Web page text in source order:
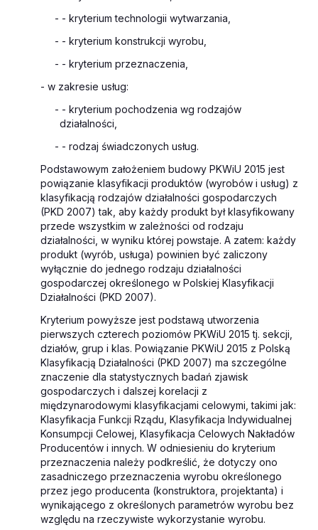
- - kryterium technologii wytwarzania,
- - kryterium konstrukcji wyrobu,
- - kryterium przeznaczenia,
- w zakresie usług:
- - kryterium pochodzenia wg rodzajów
działalności,
- - rodzaj świadczonych usług.
Podstawowym założeniem budowy PKWiU 2015 jest
powiązanie klasyfikacji produktów (wyrobów i usług) z
klasyfikacją rodzajów działalności gospodarczych
(PKD 2007) tak, aby każdy produkt był klasyfikowany
przede wszystkim w zależności od rodzaju
działalności, w wyniku której powstaje. A zatem: każdy
produkt (wyrób, usługa) powinien być zaliczony
wyłącznie do jednego rodzaju działalności
gospodarczej określonego w Polskiej Klasyfikacji
Działalności (PKD 2007).
Kryterium powyższe jest podstawą utworzenia
pierwszych czterech poziomów PKWiU 2015 tj. sekcji,
działów, grup i klas. Powiązanie PKWiU 2015 z Polską
Klasyfikacją Działalności (PKD 2007) ma szczególne
znaczenie dla statystycznych badań zjawisk
gospodarczych i dalszej korelacji z
międzynarodowymi klasyfikacjami celowymi, takimi jak:
Klasyfikacja Funkcji Rządu, Klasyfikacja Indywidualnej
Konsumpcji Celowej, Klasyfikacja Celowych Nakładów
Producentów i innych. W odniesieniu do kryterium
przeznaczenia należy podkreślić, że dotyczy ono
zasadniczego przeznaczenia wyrobu określonego
przez jego producenta (konstruktora, projektanta) i
wynikającego z określonych parametrów wyrobu bez
względu na rzeczywiste wykorzystanie wyrobu.